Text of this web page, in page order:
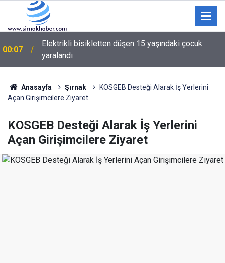
00:07
Elektrikli bisikletten düşen 15 yaşındaki çocuk
yaralandı
Anasayfa Şırnak
KOSGEB Desteği Alarak İş Yerlerini
Açan Girişimcilere Ziyaret
KOSGEB Desteği Alarak İş Yerlerini
Açan Girişimcilere Ziyaret